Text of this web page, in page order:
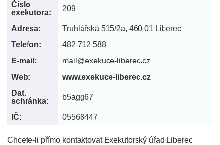
Číslo
exekutora:
209
Adresa:
Truhlářská 515/2a, 460 01 Liberec
Telefon:
482 712 588
E-mail:
mail@exekuce-liberec.cz
Web:
www.exekuce-liberec.cz
Dat.
schránka:
b5agg67
IČ: 05568447
Chcete-li přímo kontaktovat Exekutorský úřad Liberec